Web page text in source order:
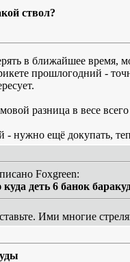
ствол?
в ближайшее время,
прошлогодний -
разница в весе
- нужно ещё докупать,
Foxgreen:
куда деть 6 банок
Ими многие